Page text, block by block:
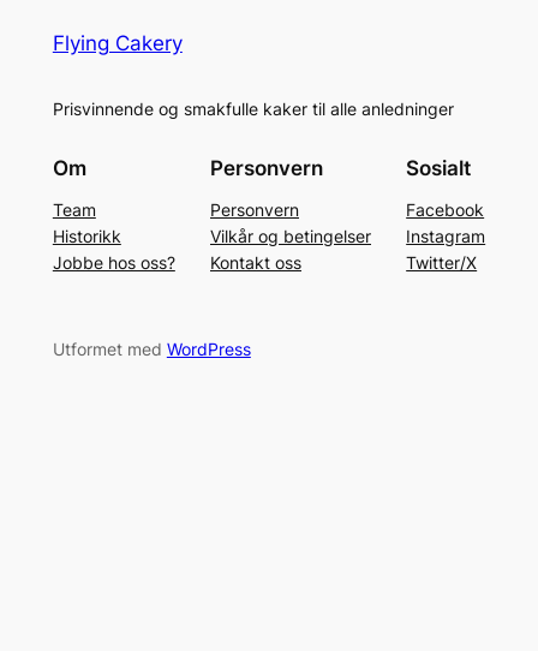
Flying Cakery
Prisvinnende og smakfulle kaker til alle anledninger
Om
Team
Historikk
Jobbe hos oss?
Personvern
Personvern
Vilkår og betingelser
Kontakt oss
Sosialt
Facebook
Instagram
Twitter/X
Utformet med WordPress